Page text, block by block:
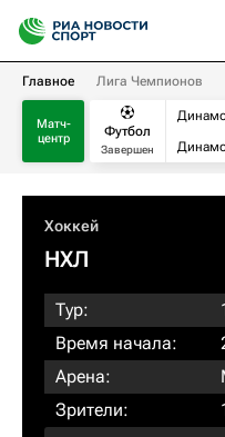
Главное Лига Чемпионов
Матч-
центр
Футбол
Завершен
Хоккей
НХЛ
Тур:
Время начала:
Арена:
Зрители: